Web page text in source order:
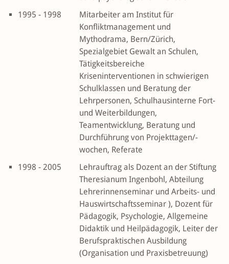
1995 - 1998
Mitarbeiter am Institut für
Konfliktmanagement und
Mythodrama, Bern/Zürich,
Spezialgebiet Gewalt an Schulen,
Tätigkeitsbereiche
Kriseninterventionen in schwierigen
Schulklassen und Beratung der
Lehrpersonen, Schulhausinterne Fort-
und Weiterbildungen,
Teamentwicklung, Beratung und
Durchführung von Projekttagen/-
wochen, Referate
1998 - 2005
Lehrauftrag als Dozent an der Stiftung
Theresianum Ingenbohl, Abteilung
Lehrerinnenseminar und Arbeits- und
Hauswirtschaftsseminar ), Dozent für
Pädagogik, Psychologie, Allgemeine
Didaktik und Heilpädagogik, Leiter der
Berufspraktischen Ausbildung
(Organisation und Praxisbetreuung)